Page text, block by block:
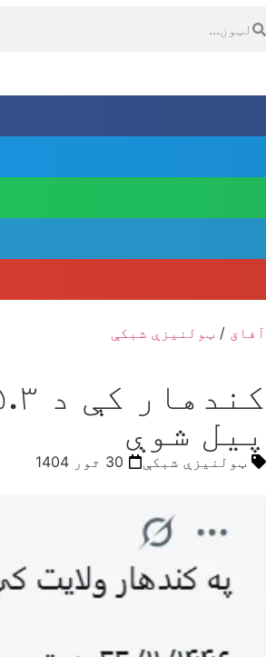
آفاق / ټولنیزې شبکې
پیل شوې
ټولنیزې شبکې 30 ثور 1404